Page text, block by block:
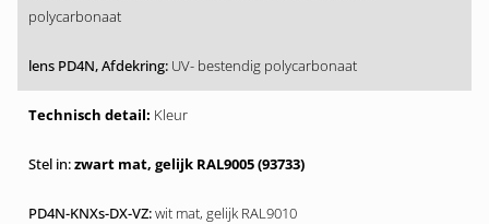
polycarbonaat
UV- bestendig polycarbonaat
Kleur
zwart mat, gelijk RAL9005 (93733)
wit mat, gelijk RAL9010